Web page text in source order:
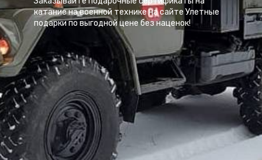
катание на военной технике на сайте Улетные
подарки по выгодной цене без наценок!